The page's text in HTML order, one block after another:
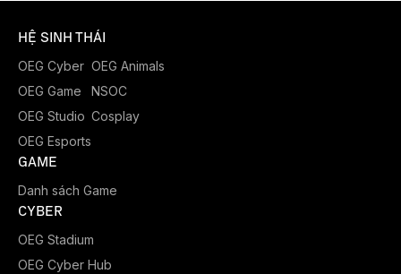
HỆ SINH THÁI
OEG Cyber
OEG Game
OEG Studio
OEG Esports
OEG Animals
NSOC
Cosplay
GAME
Danh sách Game
CYBER
OEG Stadium
OEG Cyber Hub